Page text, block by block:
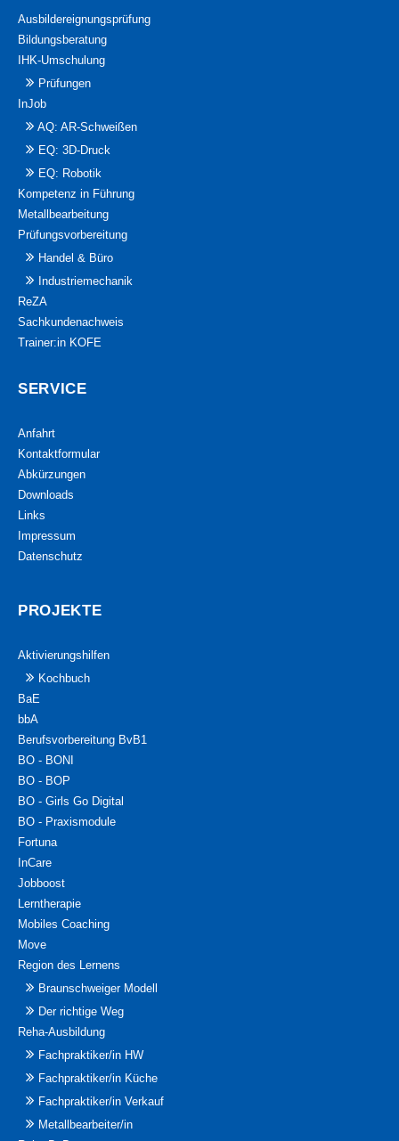
Ausbildereignungsprüfung
Bildungsberatung
IHK-Umschulung
Prüfungen
InJob
AQ: AR-Schweißen
EQ: 3D-Druck
EQ: Robotik
Kompetenz in Führung
Metallbearbeitung
Prüfungsvorbereitung
Handel & Büro
Industriemechanik
ReZA
Sachkundenachweis
Trainer:in KOFE
SERVICE
Anfahrt
Kontaktformular
Abkürzungen
Downloads
Links
Impressum
Datenschutz
PROJEKTE
Aktivierungshilfen
Kochbuch
BaE
bbA
Berufsvorbereitung BvB1
BO - BONI
BO - BOP
BO - Girls Go Digital
BO - Praxismodule
Fortuna
InCare
Jobboost
Lerntherapie
Mobiles Coaching
Move
Region des Lernens
Braunschweiger Modell
Der richtige Weg
Reha-Ausbildung
Fachpraktiker/in HW
Fachpraktiker/in Küche
Fachpraktiker/in Verkauf
Metallbearbeiter/in